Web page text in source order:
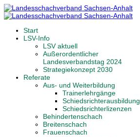
Start
LSV-Info
LSV aktuell
Außerordentlicher
Landesverbandstag 2024
Strategiekonzept 2030
Referate
Aus- und Weiterbildung
Trainerlehrgänge
Schiedsrichterausbildung
Schiedsrichterlizenzen
Behindertenschach
Breitenschach
Frauenschach